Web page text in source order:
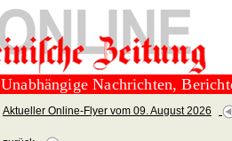
Unabhängige Nachrichten,
Aktueller Online-Flyer vom 09. August 2026